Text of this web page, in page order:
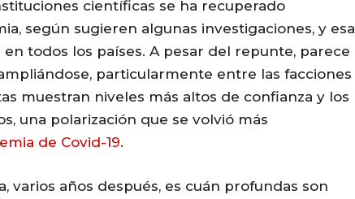
científicas se ha recuperado
según sugieren algunas investigaciones, y esa
todos los países. A pesar del repunte, parece
particularmente entre las facciones
muestran niveles más altos de confianza y los
una polarización que se volvió más
de Covid-19.
varios años después, es cuán profundas son